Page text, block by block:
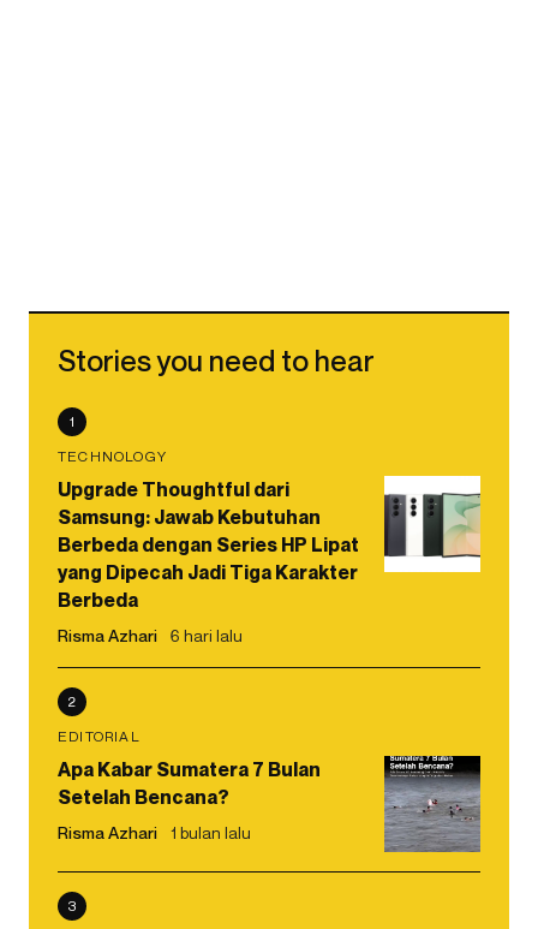
Stories you need to hear
1
TECHNOLOGY
Upgrade Thoughtful dari
Samsung: Jawab Kebutuhan
Berbeda dengan Series HP Lipat
yang Dipecah Jadi Tiga Karakter
Berbeda
Risma Azhari 6 hari lalu
2
EDITORIAL
Apa Kabar Sumatera 7 Bulan
Setelah Bencana?
Risma Azhari 1 bulan lalu
3